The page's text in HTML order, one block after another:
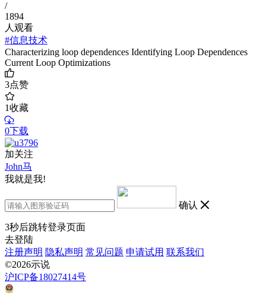
/
1894
人观看
#信息技术
Characterizing loop dependences Identifying Loop Dependences
Current Loop Optimizations
3点赞
1收藏
0下载
加关注
John马
我就是我!
确认
3秒后跳转登录页面
去登陆
注册声明 隐私声明 常见问题 申请试用 联系我们
©2026示说
沪ICP备18027414号